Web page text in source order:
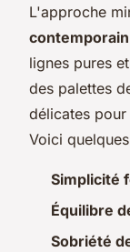
L'approche
contemporain
lignes pures
des palettes
délicates
Voici
Simplicité
Équilibre
Sobriété